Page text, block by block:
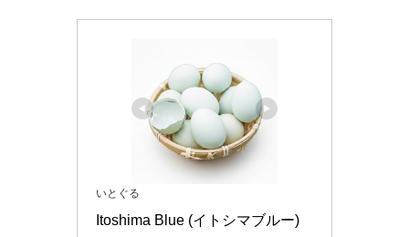
いとぐる
Itoshima Blue (イトシマブルー)